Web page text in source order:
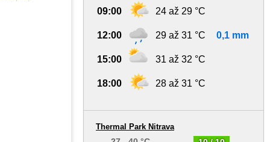
09:00 24 až 29 °C
12:00 29 až 31 °C 0,1 mm
15:00 31 až 32 °C
18:00 28 až 31 °C
Thermal Park Nitrava